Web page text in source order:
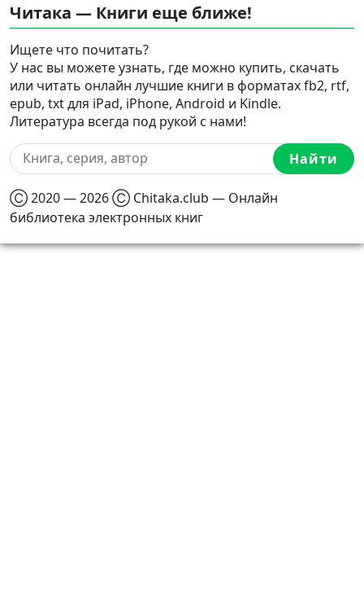
Читака — Книги еще ближе!
Ищете что почитать?
У нас вы можете узнать, где можно купить, скачать
или читать онлайн лучшие книги в форматах fb2, rtf,
epub, txt для iPad, iPhone, Android и Kindle.
Литература всегда под рукой с нами!
Найти
Ⓒ 2020 — 2026 Ⓒ Chitaka.club — Онлайн
библиотека электронных книг